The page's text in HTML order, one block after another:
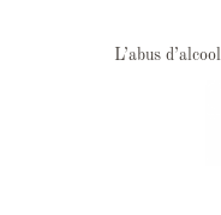
L’abus